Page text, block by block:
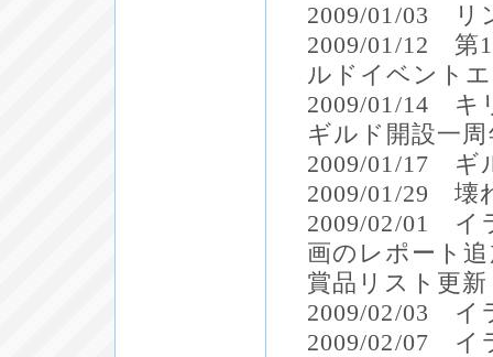
2009/01/03 リ
2009/01/12 第
ルドイベント
2009/01/14 キ
ギルド開設一
2009/01/17 ギ
2009/01/29 壊
2009/02/01 イ
画のレポート
賞品リスト更新
2009/02/03 イ
2009/02/07 イ